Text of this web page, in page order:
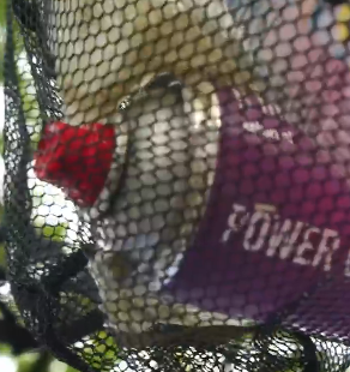
Al centro della nostra azienda
che ci guidano, principi che
crediamo e il modo in cui ci
nostre persone, i nostri clienti e
comunità